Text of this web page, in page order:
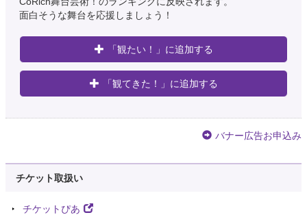
面白そうな舞台を応援しましょう！
「観たい！」に追加する
「観てきた！」に追加する
バナー広告お申込み
チケット取扱い
チケットぴあ